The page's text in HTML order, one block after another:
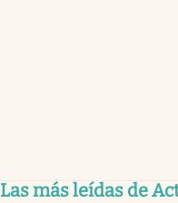
Las más leídas de